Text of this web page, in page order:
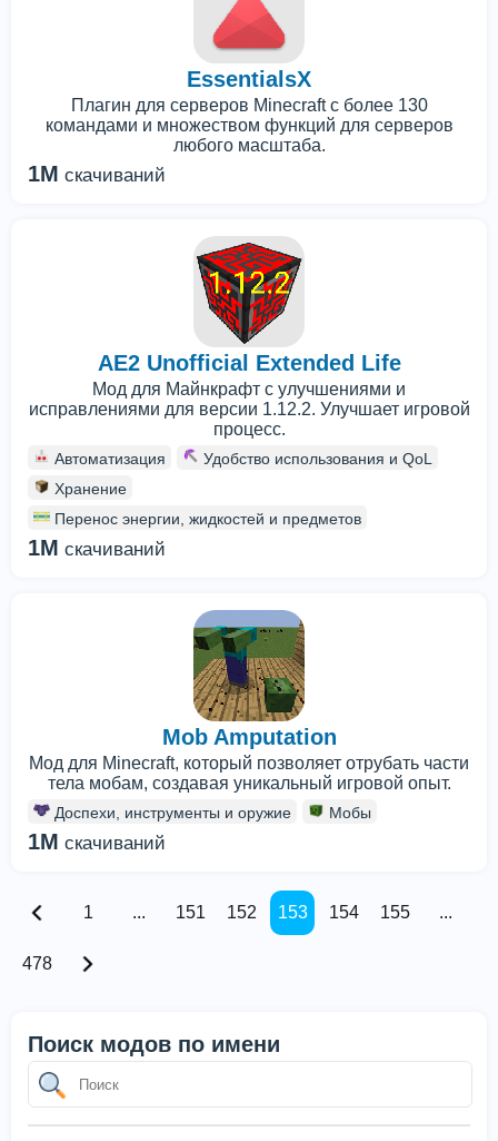
EssentialsX
Плагин для серверов Minecraft с более 130
командами и множеством функций для серверов
любого масштаба.
1M скачиваний
AE2 Unofficial Extended Life
Мод для Майнкрафт с улучшениями и
исправлениями для версии 1.12.2. Улучшает игровой
процесс.
Автоматизация
Удобство использования и QoL
Хранение
Перенос энергии, жидкостей и предметов
1M скачиваний
Mob Amputation
Мод для Minecraft, который позволяет отрубать части
тела мобам, создавая уникальный игровой опыт.
Доспехи, инструменты и оружие Мобы
1M скачиваний
1 ... 151 152 153 154 155 ...
478
Поиск модов по имени